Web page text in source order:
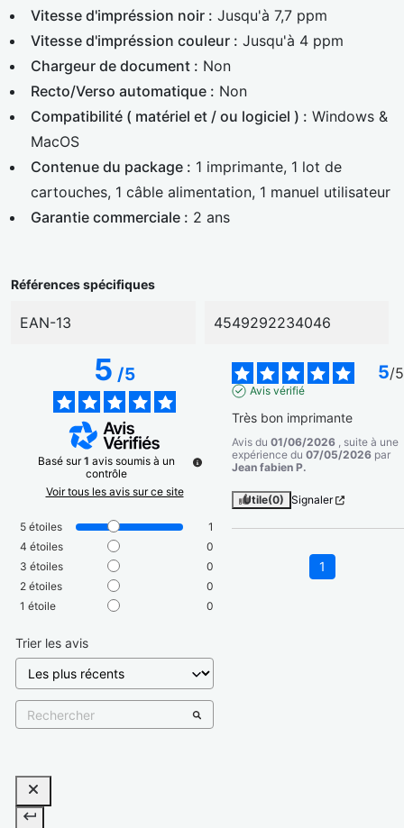
Vitesse d'impréssion noir : Jusqu'à 7,7 ppm
Vitesse d'impréssion couleur : Jusqu'à 4 ppm
Chargeur de document : Non
Recto/Verso automatique : Non
Compatibilité ( matériel et / ou logiciel ) : Windows &
MacOS
Contenue du package : 1 imprimante, 1 lot de
cartouches, 1 câble alimentation, 1 manuel utilisateur
Garantie commerciale : 2 ans
Références spécifiques
EAN-13 4549292234046
5/5
Basé sur1 avis soumis à un
contrôle
Voir tous les avis sur ce site
5 étoiles
1
4 étoiles
0
3 étoiles
0
2 étoiles
0
1 étoile 0
Trier les avis
5/5
Avis vérifié
Très bon imprimante
Avis du 01/06/2026 , suite à une
expérience du 07/05/2026 par
Jean fabien P.
Utile(0) Signaler
1